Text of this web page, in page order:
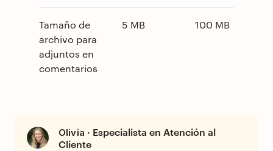
Tamaño de
archivo para
adjuntos en
comentarios
5 MB 100 MB
Olivia · Especialista en Atención al
Cliente